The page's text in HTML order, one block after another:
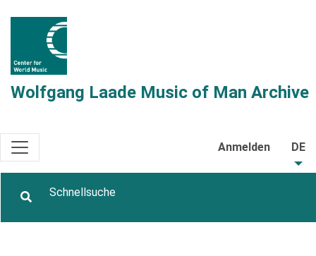
Wolfgang Laade Music of Man Archive
Anmelden DE